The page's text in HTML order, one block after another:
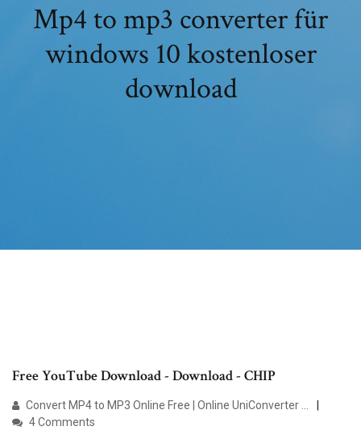
Mp4 to mp3 converter für
windows 10 kostenloser
download
Free YouTube Download - Download - CHIP
Convert MP4 to MP3 Online Free | Online UniConverter ...
4 Comments